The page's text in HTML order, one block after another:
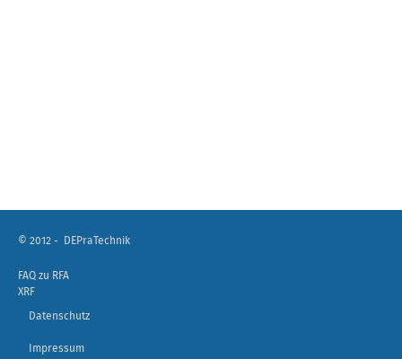
© 2012 - DEPraTechnik
FAQ zu RFA
XRF
Datenschutz
Impressum